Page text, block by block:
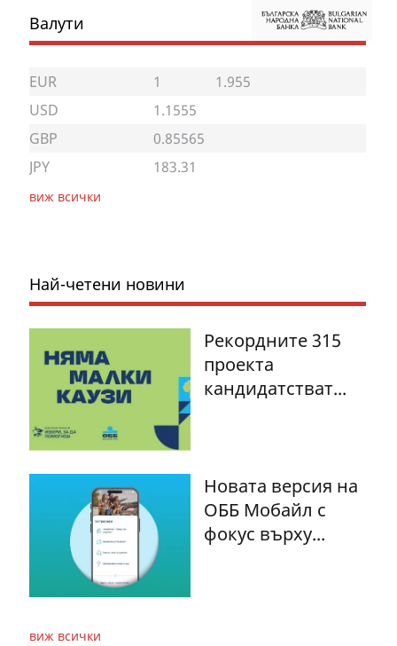
Валути
EUR 1
1.955
USD
1.1555
GBP
0.85565
JPY
183.31
виж всички
Най-четени новини
Рекордните 315
проекта
кандидатстват...
Новата версия на
ОББ Мобайл с
фокус върху...
виж всички